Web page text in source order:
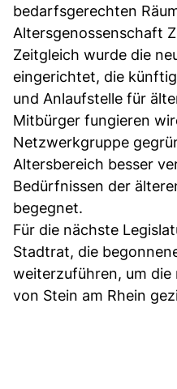
bedarfsgerechten
Altersgenossenschaft
Zeitgleich wurde die
eingerichtet, die
und Anlaufstelle für
Mitbürger fungieren
Netzwerkgruppe
Altersbereich besser
Bedürfnissen der
begegnet.
Für die nächste
Stadtrat, die
weiterzuführen, um
von Stein am Rhein